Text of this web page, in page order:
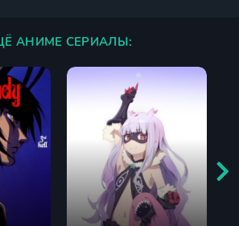
АНИМЕ СЕРИАЛЫ: